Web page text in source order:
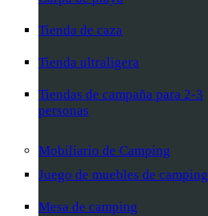
Tienda de caza
Tienda ultraligera
Tiendas de campaña para 2-3
personas
Mobiliario de Camping
Juego de muebles de camping
Mesa de camping